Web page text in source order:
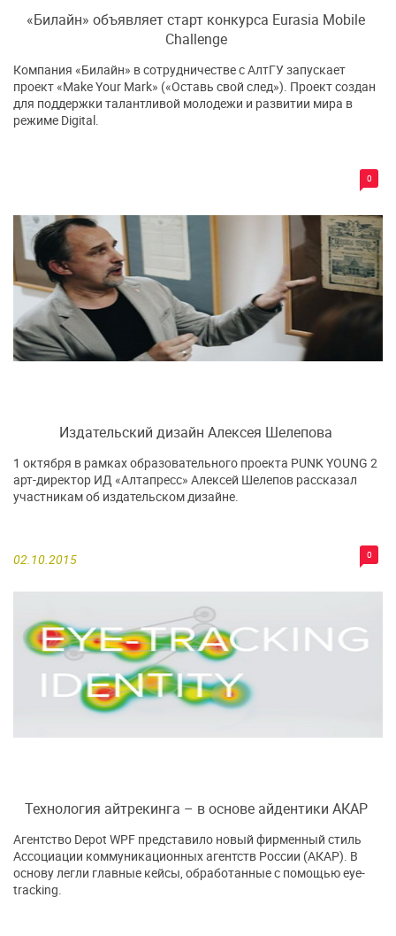
«Билайн» объявляет старт конкурса Eurasia Mobile
Challenge
0
Компания «Билайн» в сотрудничестве с АлтГУ запускает
проект «Make Your Mark» («Оставь свой след»). Проект создан
для поддержки талантливой молодежи и развитии мира в
режиме Digital.
Издательский дизайн Алексея Шелепова
02.10.2015 0
1 октября в рамках образовательного проекта PUNK YOUNG 2
арт-директор ИД «Алтапресс» Алексей Шелепов рассказал
участникам об издательском дизайне.
Технология айтрекинга – в основе айдентики АКАР
Агентство Depot WPF представило новый фирменный стиль
Ассоциации коммуникационных агентств России (АКАР). В
основу легли главные кейсы, обработанные с помощью eye-
tracking.